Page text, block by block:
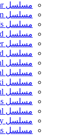
مسلسل Fubar جميع المواسم
مسلسل From جميع المواسم
مسلسل Friends جميع المواسم
مسلسل Fear the Walking Dead جميع المواسم
مسلسل Dexter جميع المواسم
مسلسل Breaking Bad جميع المواسم
مسلسل Better Call Saul جميع المواسم
مسلسل Hannibal مترجم جميع المواسم
مسلسل Loki مترجم جميع المواسم
مسلسل Penny Dreadful مترجم جميع المواسم
مسلسل Scream Queens مترجم جميع المواسم
مسلسل Supernatural مترجم جميع المواسم
مسلسل Wednesday مترجم جميع المواسم
مسلسل Workin Moms مترجم جميع المواسم